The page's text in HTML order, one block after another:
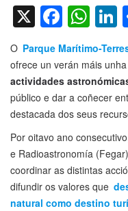
X
O Parque Marítimo-
ofrece un verán máis
actividades
público e dar a coñecer
destacada dos seus
Por oitavo ano
e Radioastronomía
coordinar as distintas
difundir os valores que
natural como destino